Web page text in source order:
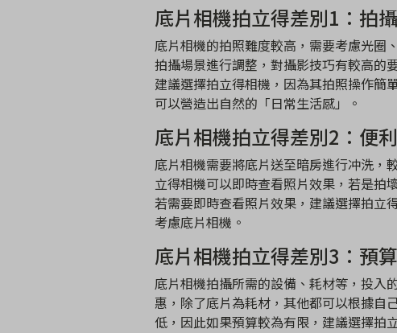
底片相機拍立得差別1：拍
底片相機的拍照難度較高，需要考慮光圈
拍攝場景進行調整，對攝影技巧有較高的
建議選擇拍立得相機，因為其拍照操作簡
可以營造出自然的「日常生活感」。
底片相機拍立得差別2：便
底片相機需要將底片送至暗房進行冲洗，
立得相機可以即時查看照片效果，若是拍
若需要即時查看照片效果，建議選擇拍立
考慮底片相機。
底片相機拍立得差別3：預算
底片相機拍攝所需的設備、耗材等，投入
惠，除了底片為耗材，其他都可以根據自
低，因此如果預算較為有限，建議選擇拍